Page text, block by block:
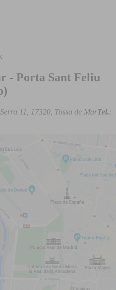
- Porta Sant Feliu
11, 17320, Tossa de MarTel.: